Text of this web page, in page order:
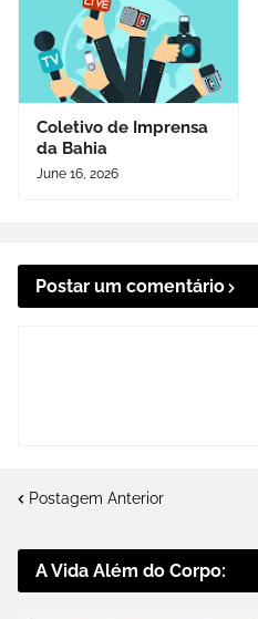
Coletivo de Imprensa
da Bahia
June 16, 2026
Postar um comentário
Postagem Anterior
A Vida Além do Corpo: